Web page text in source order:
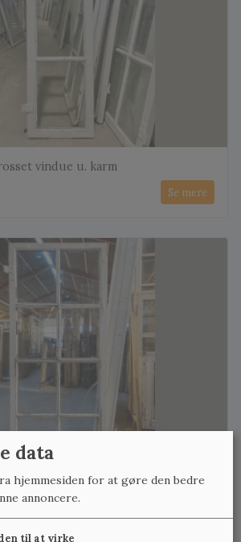
vindue u. karm
Se mere
hvid og sort
data
hjemmesiden for at gøre den bedre
annoncere.
til at virke